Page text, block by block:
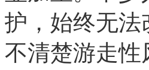
护，始终无法
不清楚游走性